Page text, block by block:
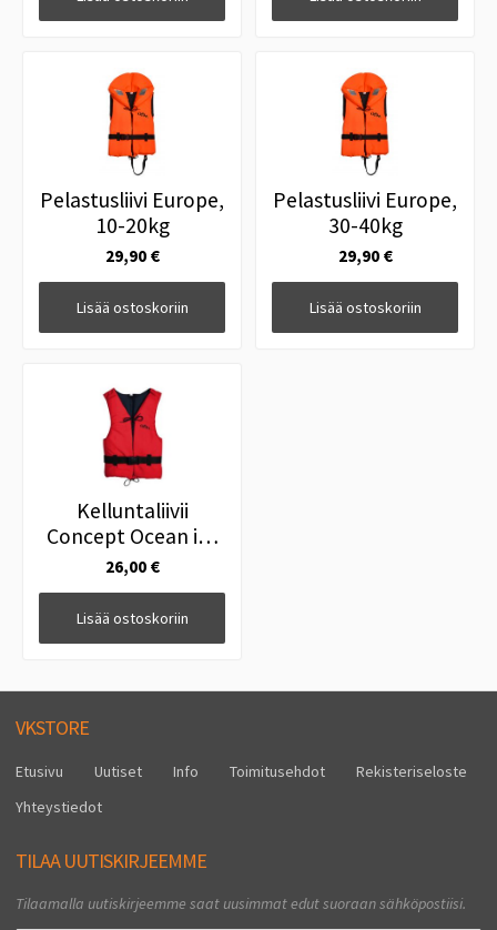
Pelastusliivi Europe,
10-20kg
29,90 €
Lisää ostoskoriin
Pelastusliivi Europe,
30-40kg
29,90 €
Lisää ostoskoriin
Kelluntaliivii
Concept Ocean iso
Active 50N, 50-70kg
26,00 €
Lisää ostoskoriin
VKSTORE
Etusivu Uutiset Info Toimitusehdot
Rekisteriseloste
Yhteystiedot
TILAA UUTISKIRJEEMME
Tilaamalla uutiskirjeemme saat uusimmat edut suoraan sähköpostiisi.